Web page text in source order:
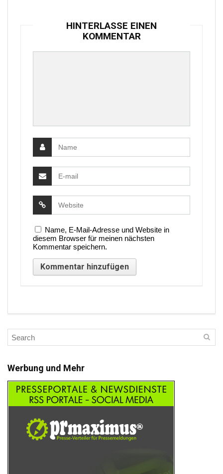
HINTERLASSE EINEN
KOMMENTAR
Name, E-Mail-Adresse und Website in
diesem Browser für meinen nächsten
Kommentar speichern.
Werbung und Mehr